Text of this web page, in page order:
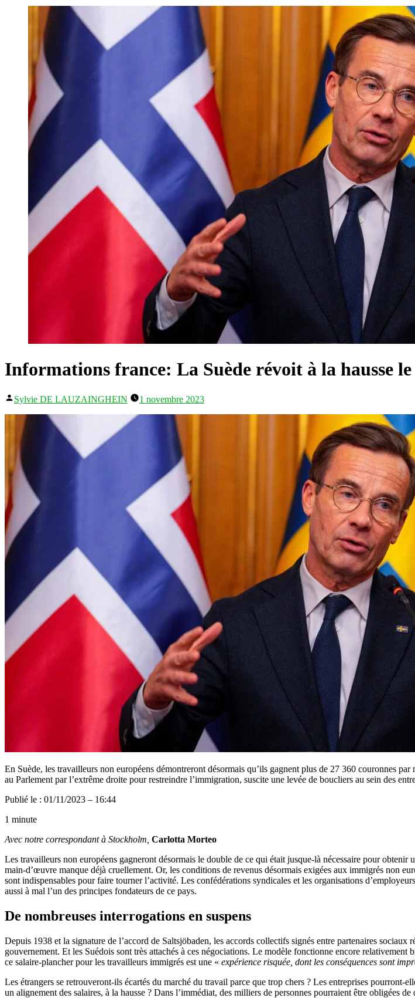
Informations france: La Suède révoit à la hausse
Publié
Sylvie DE LAUZAINGHEIN 1 novembre 2023
En Suède, les travailleurs non européens démontreront désormais qu’ils gagnent plus de 27 360 couronnes
au Parlement par l’extrême droite pour restreindre l’immigration, suscite une levée de boucliers au sein des
Publié le : 01/11/2023 – 16:44
1 minute
Avec notre correspondant à Stockholm, Carlotta Morteo
Les travailleurs non européens gagneront désormais le double de ce qui était jusque-là nécessaire pour
main-d’œuvre manque déjà cruellement. Or, les conditions de revenus désormais exigées aux immigrés non
sont indispensables pour faire tourner l’activité. Les confédérations syndicales et les organisations
aussi à mal l’un des principes fondateurs de ce pays.
De nombreuses interrogations en suspens
Depuis 1938 et la signature de l’accord de Saltsjöbaden, les accords collectifs signés entre partenaires
gouvernement. Et les Suédois sont très attachés à ces négociations. Le modèle fonctionne encore relativement
ce salaire-plancher pour les travailleurs immigrés est une « expérience risquée, dont les conséquences sont
Les étrangers se retrouveront-ils écartés du marché du travail parce que trop chers ? Les entreprises pourront-
un alignement des salaires, à la hausse ? Dans l’immédiat, des milliers de personnes pourraient être obligées